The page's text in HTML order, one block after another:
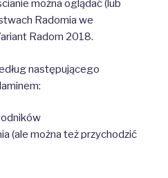
można oglądać (lub
Radomia we
Radom 2018.
następującego
(ale można też przychodzić